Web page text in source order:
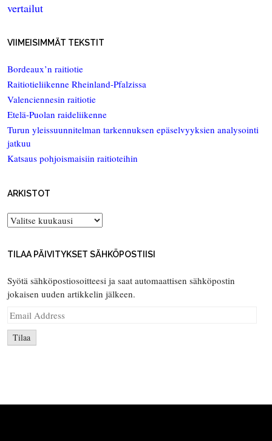
vertailut
VIIMEISIMMÄT TEKSTIT
Bordeaux’n raitiotie
Raitiotieliikenne Rheinland-Pfalzissa
Valenciennesin raitiotie
Etelä-Puolan raideliikenne
Turun yleissuunnitelman tarkennuksen epäselvyyksien analysointi
jatkuu
Katsaus pohjoismaisiin raitioteihin
ARKISTOT
Arkistot
TILAA PÄIVITYKSET SÄHKÖPOSTIISI
Syötä sähköpostiosoitteesi ja saat automaattisen sähköpostin
jokaisen uuden artikkelin jälkeen.
Email
Tilaa